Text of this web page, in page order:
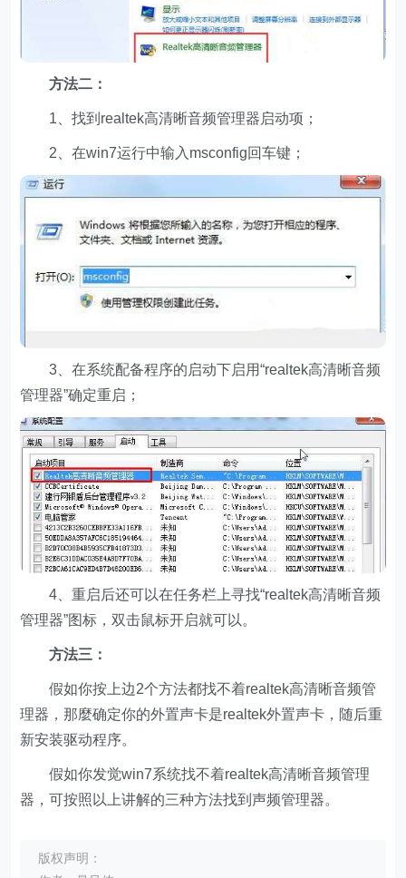
方法二：
1、找到realtek高清晰音频管理器启动项；
2、在win7运行中输入msconfig回车键；
3、在系统配备程序的启动下启用“realtek高清晰音频
管理器”确定重启；
4、重启后还可以在任务栏上寻找“realtek高清晰音频
管理器”图标，双击鼠标开启就可以。
方法三：
假如你按上边2个方法都找不着realtek高清晰音频管
理器，那麼确定你的外置声卡是realtek外置声卡，随后重
新安装驱动程序。
假如你发觉win7系统找不着realtek高清晰音频管理
器，可按照以上讲解的三种方法找到声频管理器。
版权声明：